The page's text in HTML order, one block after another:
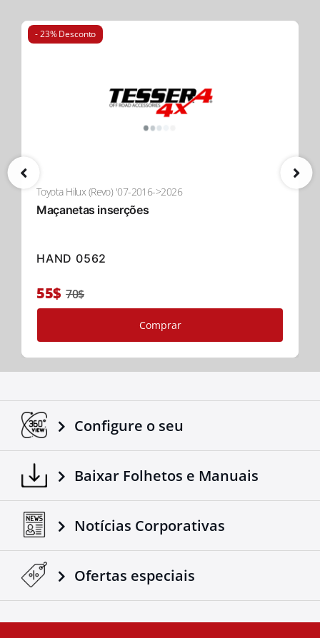
- 23% Desconto
Toyota Hilux (Revo) '07-2016->2026
Maçanetas inserções
HAND 0562
55$ 70$
Comprar
Configure o seu
Baixar Folhetos e Manuais
Notícias Corporativas
Ofertas especiais